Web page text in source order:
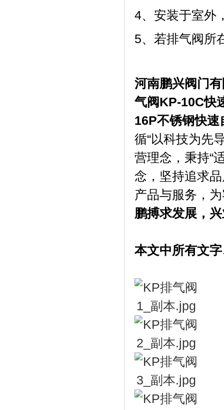
4、安装于室外
5、若排气阀所
河南鹏兴阀门
气阀KP-10C快
16P不锈钢快
循“以科技为先
营理念，秉持“
念，坚持追求
产品与服务，
鹏搏求发展，
本文中所有文